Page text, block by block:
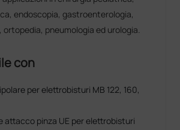
endoscopia, gastroenterologia,
pneumologia ed urologia.
con
per elettrobisturi MB 122, 160,
attacco pinza UE per elettrobisturi